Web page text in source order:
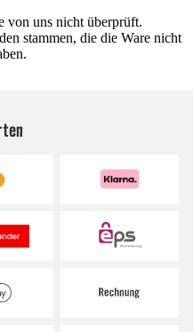
von uns nicht überprüft.
stammen, die die Ware nicht